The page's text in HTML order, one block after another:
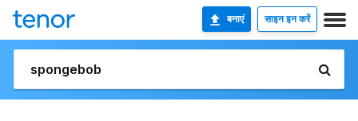
बनाएं साइन इन करें